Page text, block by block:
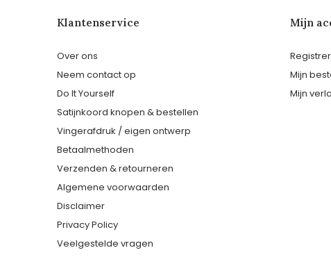
Klantenservice
Over ons
Neem contact op
Do It Yourself
Satijnkoord knopen & bestellen
Vingerafdruk / eigen ontwerp
Betaalmethoden
Verzenden & retourneren
Algemene voorwaarden
Disclaimer
Privacy Policy
Veelgestelde vragen
Mijn
Mijn
Mijn